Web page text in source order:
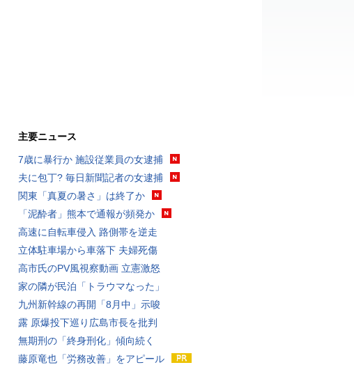
主要ニュース
7歳に暴行か 施設従業員の女逮捕
夫に包丁? 毎日新聞記者の女逮捕
関東「真夏の暑さ」は終了か
「泥酔者」熊本で通報が頻発か
高速に自転車侵入 路側帯を逆走
立体駐車場から車落下 夫婦死傷
高市氏のPV風視察動画 立憲激怒
家の隣が民泊「トラウマなった」
九州新幹線の再開「8月中」示唆
露 原爆投下巡り広島市長を批判
無期刑の「終身刑化」傾向続く
藤原竜也「労務改善」をアピール